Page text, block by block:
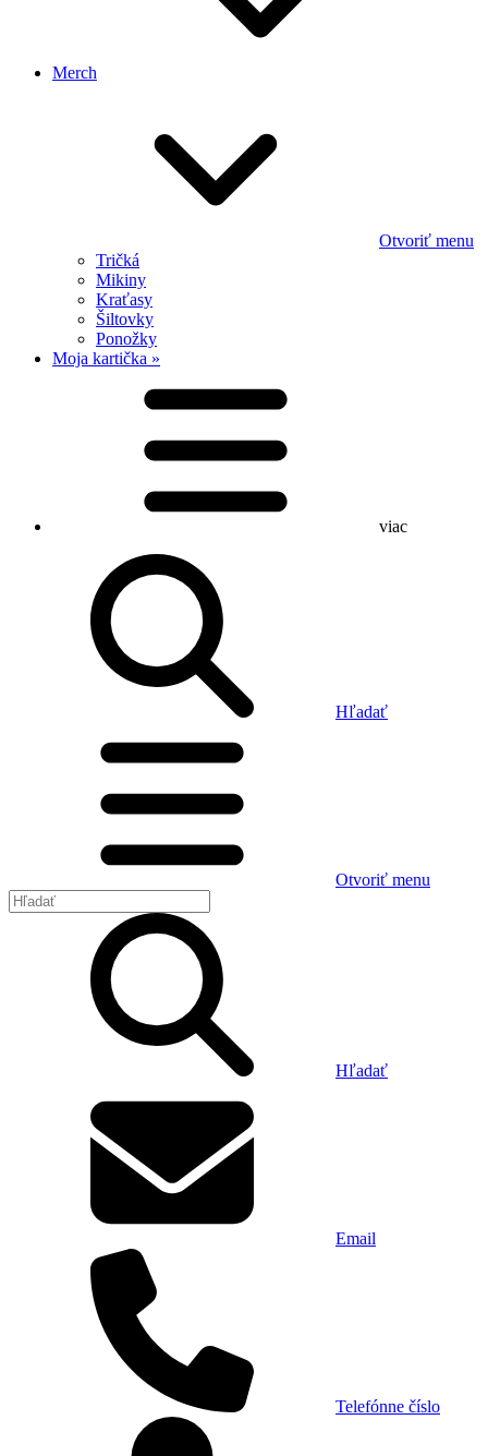
Merch
Otvoriť menu
Tričká
Mikiny
Kraťasy
Šiltovky
Ponožky
Moja kartička »
viac
Hľadať
Otvoriť menu
Hľadať
Email
Telefónne číslo